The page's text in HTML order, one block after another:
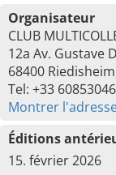
Organisateur
CLUB
12a Av. Gustave
68400
Tel: +33
Montrer
Éditions
15. février 2026